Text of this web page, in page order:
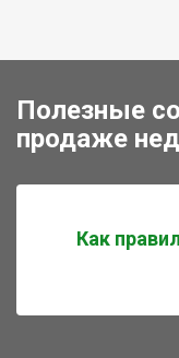
Полезные
продаже
Как